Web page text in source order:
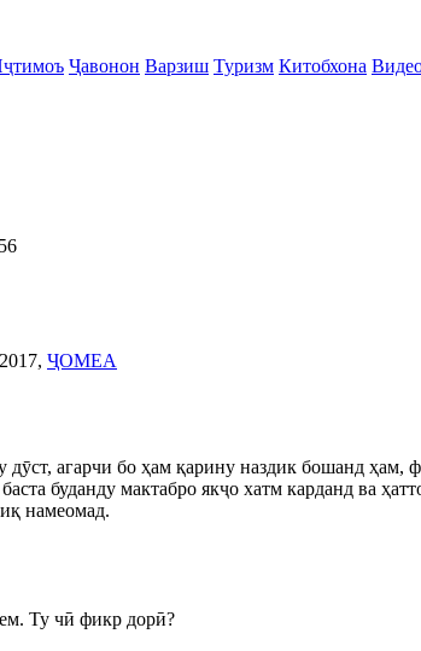
Ҷавонон Варзиш Туризм Китобхона
ҶОМЕА
агарчи бо ҳам қарину наздик бошанд ҳам,
буданду мактабро якҷо хатм карданд ва
намеомад.
Ту чӣ фикр дорӣ?